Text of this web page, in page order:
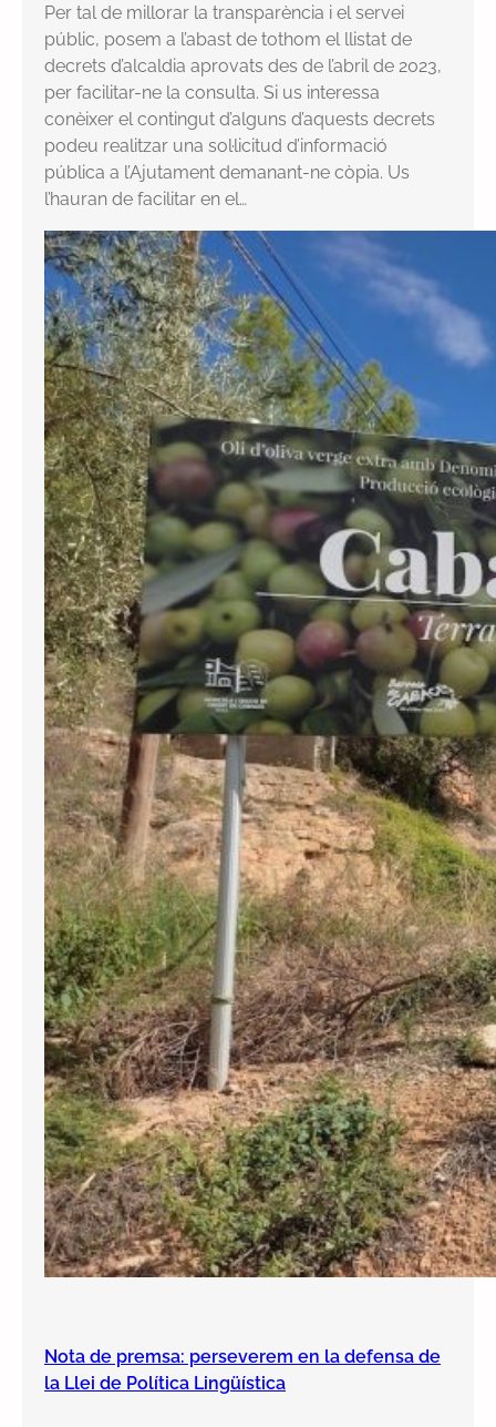
Per tal de millorar la transparència i el servei
públic, posem a l’abast de tothom el llistat de
decrets d’alcaldia aprovats des de l’abril de 2023,
per facilitar-ne la consulta. Si us interessa
conèixer el contingut d’alguns d’aquests decrets
podeu realitzar una sol·licitud d’informació
pública a l’Ajutament demanant-ne còpia. Us
l’hauran de facilitar en el…
Nota de premsa: perseverem en la defensa de
la Llei de Política Lingüística